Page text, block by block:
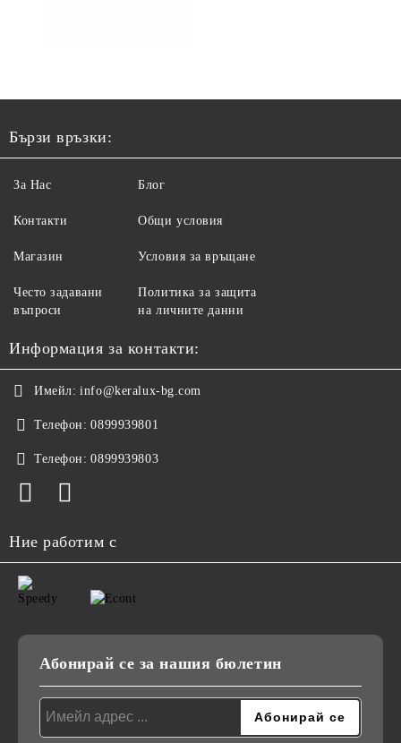
Бързи връзки:
За Нас
Контакти
Магазин
Често задавани
въпроси
Блог
Общи условия
Условия за връщане
Политика за защита
на личните данни
Информация за контакти:
Имейл: info@keralux-bg.com
Телефон: 0899939801
Телефон: 0899939803
Ние работим с
Абонирай се за нашия бюлетин